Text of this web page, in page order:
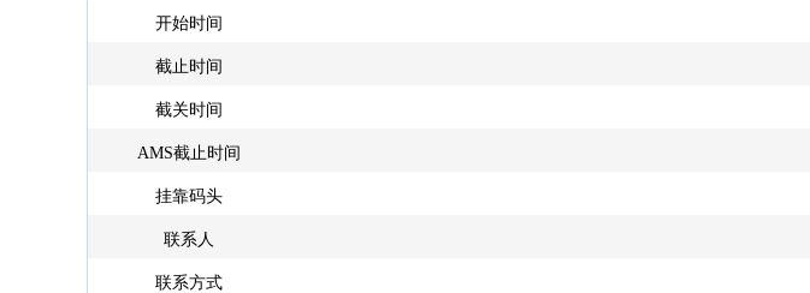
开始时间
截止时间
截关时间
AMS截止时间
挂靠码头
联系人
联系方式